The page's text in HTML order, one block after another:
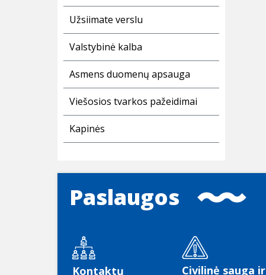
Užsiimate verslu
Valstybinė kalba
Asmens duomenų apsauga
Viešosios tvarkos pažeidimai
Kapinės
Paslaugos
Kontaktų Civilinė sauga ir